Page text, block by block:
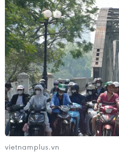
#Gaza #Israel #Palestine
#giao tranh
#lệnh ngừng bắn
Đức
Israel Liban
vietnamplus.vn